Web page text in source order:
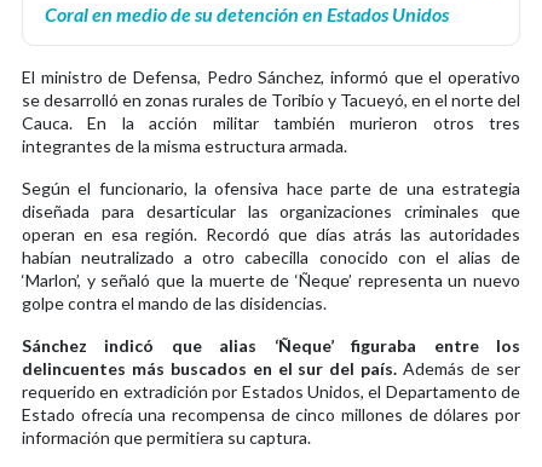
Coral en medio de su detención en Estados Unidos
El ministro de Defensa, Pedro Sánchez, informó que el operativo
se desarrolló en zonas rurales de Toribío y Tacueyó, en el norte del
Cauca. En la acción militar también murieron otros tres
integrantes de la misma estructura armada.
Según el funcionario, la ofensiva hace parte de una estrategia
diseñada para desarticular las organizaciones criminales que
operan en esa región. Recordó que días atrás las autoridades
habían neutralizado a otro cabecilla conocido con el alias de
‘Marlon’, y señaló que la muerte de ‘Ñeque’ representa un nuevo
golpe contra el mando de las disidencias.
Sánchez indicó que alias ‘Ñeque’ figuraba entre los
delincuentes más buscados en el sur del país. Además de ser
requerido en extradición por Estados Unidos, el Departamento de
Estado ofrecía una recompensa de cinco millones de dólares por
información que permitiera su captura.